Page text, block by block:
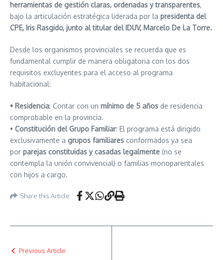
herramientas de gestión claras, ordenadas y transparentes,
bajo la articulación estratégica liderada por la presidenta del
CPE, Iris Rasgido, junto al titular del IDUV, Marcelo De La Torre.
Desde los organismos provinciales se recuerda que es
fundamental cumplir de manera obligatoria con los dos
requisitos excluyentes para el acceso al programa
habitacional:
• Residencia: Contar con un mínimo de 5 años de residencia
comprobable en la provincia.
• Constitución del Grupo Familiar: El programa está dirigido
exclusivamente a grupos familiares conformados ya sea
por parejas constituidas y casadas legalmente (no se
contempla la unión convivencial) o familias monoparentales
con hijos a cargo.
Share this Article
Previous Article